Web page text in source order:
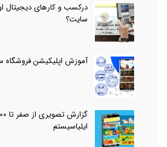
درکسب و کارهای دیجیتال
سایت؟
آموزش اپلیکیشن فروشگاه
ایلیاسیستم